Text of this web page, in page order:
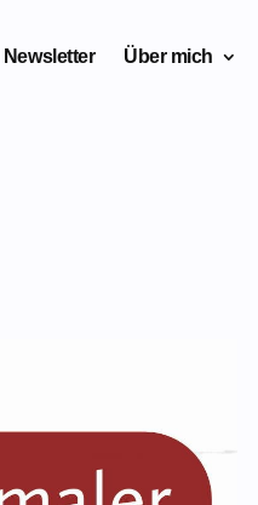
Newsletter Über mich